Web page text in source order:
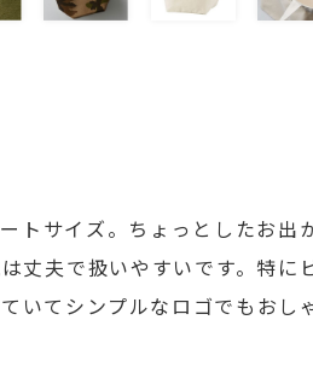
トサイズ。ちょっとしたお出
丈夫で扱いやすいです。特に
いてシンプルなロゴでもおし